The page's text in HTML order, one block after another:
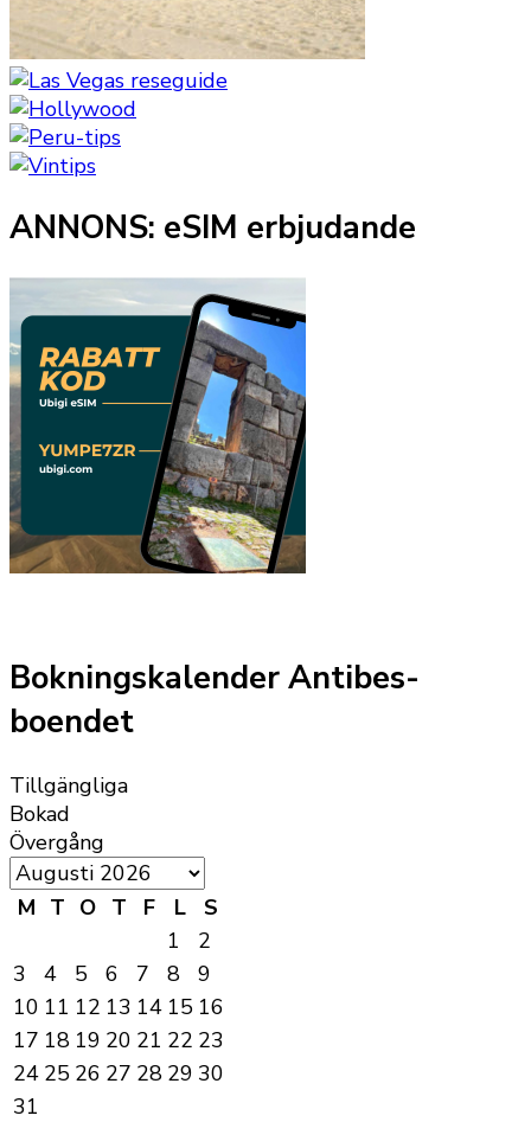
ANNONS: eSIM erbjudande
Bokningskalender Antibes-
boendet
Tillgängliga
Bokad
Övergång
M T O T F L
S
1
2
3
4 5 6 7 8
9
10 11 12 13 14 15 16
17 18 19 20 21 22 23
24 25 26 27 28 29 30
31